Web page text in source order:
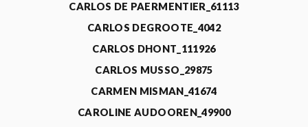
CARLOS DE PAERMENTIER_61113
CARLOS DEGROOTE_4042
CARLOS DHONT_111926
CARLOS MUSSO_29875
CARMEN MISMAN_41674
CAROLINE AUDOOREN_49900